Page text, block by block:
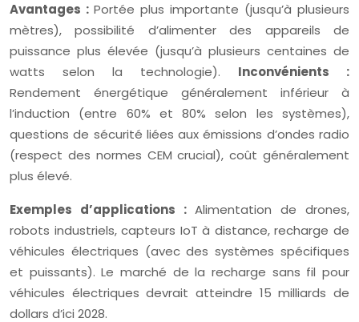
Avantages : Portée plus importante (jusqu’à plusieurs
mètres), possibilité d’alimenter des appareils de
puissance plus élevée (jusqu’à plusieurs centaines de
watts selon la technologie). Inconvénients :
Rendement énergétique généralement inférieur à
l’induction (entre 60% et 80% selon les systèmes),
questions de sécurité liées aux émissions d’ondes radio
(respect des normes CEM crucial), coût généralement
plus élevé.
Exemples d’applications : Alimentation de drones,
robots industriels, capteurs IoT à distance, recharge de
véhicules électriques (avec des systèmes spécifiques
et puissants). Le marché de la recharge sans fil pour
véhicules électriques devrait atteindre 15 milliards de
dollars d’ici 2028.